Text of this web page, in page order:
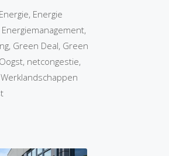
Energie, Energie
Energiemanagement,
, Green Deal, Green
, netcongestie,
Werklandschappen